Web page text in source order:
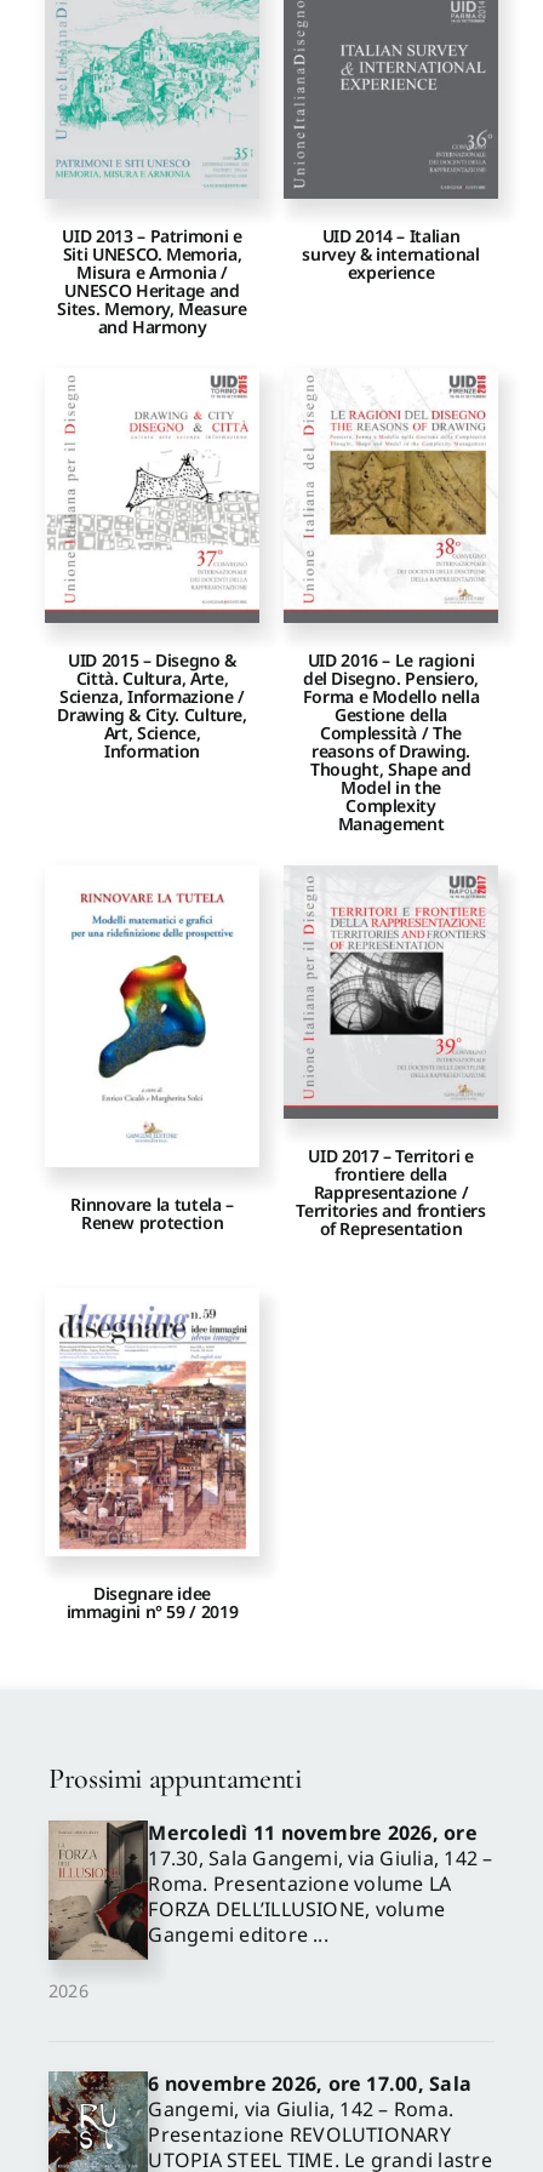
Proposte di pubblicazione
Gangemi Editore
UID 2013 – Patrimoni e
Siti UNESCO. Memoria,
Misura e Armonia /
UNESCO Heritage and
Sites. Memory, Measure
and Harmony
UID 2014 – Italian
survey & international
experience
UID 2015 – Disegno &
Città. Cultura, Arte,
Scienza, Informazione /
Drawing & City. Culture,
Art, Science,
Information
UID 2016 – Le ragioni
del Disegno. Pensiero,
Forma e Modello nella
Gestione della
Complessità / The
reasons of Drawing.
Thought, Shape and
Model in the
Complexity
Management
Rinnovare la tutela –
Renew protection
UID 2017 – Territori e
frontiere della
Rappresentazione /
Territories and frontiers
of Representation
Disegnare idee
immagini n° 59 / 2019
Prossimi appuntamenti
2026
Mercoledì 11 novembre 2026, ore
17.30, Sala Gangemi, via Giulia, 142 –
Roma. Presentazione volume LA
FORZA DELL’ILLUSIONE, volume
Gangemi editore ...
6 novembre 2026, ore 17.00, Sala
Gangemi, via Giulia, 142 – Roma.
Presentazione REVOLUTIONARY
UTOPIA STEEL TIME. Le grandi lastre